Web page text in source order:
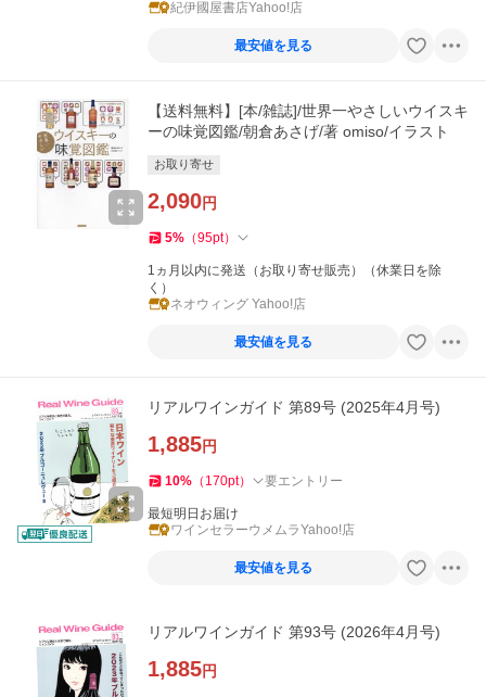
紀伊國屋書店Yahoo!店
最安値を見る
【送料無料】[本/雑誌]/世界一やさしいウイスキ
ーの味覚図鑑/朝倉あさげ/著 omiso/イラスト
お取り寄せ
2,090円
5% （95pt）
1ヵ月以内に発送（お取り寄せ販売）（休業日を除
く）
ネオウィング Yahoo!店
最安値を見る
リアルワインガイド 第89号 (2025年4月号)
1,885円
10% （ 170pt） 要エントリー
最短明日お届け
ワインセラーウメムラYahoo!店
最安値を見る
リアルワインガイド 第93号 (2026年4月号)
1,885円